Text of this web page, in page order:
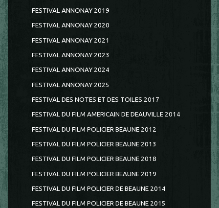
FESTIVAL ANNONAY 2019
FESTIVAL ANNONAY 2020
FESTIVAL ANNONAY 2021
FESTIVAL ANNONAY 2023
FESTIVAL ANNONAY 2024
FESTIVAL ANNONAY 2025
FESTIVAL DES NOTES ET DES TOILES 2017
FESTIVAL DU FILM AMERICAIN DE DEAUVILLE 2014
FESTIVAL DU FILM POLICIER BEAUNE 2012
FESTIVAL DU FILM POLICIER BEAUNE 2013
FESTIVAL DU FILM POLICIER BEAUNE 2018
FESTIVAL DU FILM POLICIER BEAUNE 2019
FESTIVAL DU FILM POLICIER DE BEAUNE 2014
FESTIVAL DU FILM POLICIER DE BEAUNE 2015